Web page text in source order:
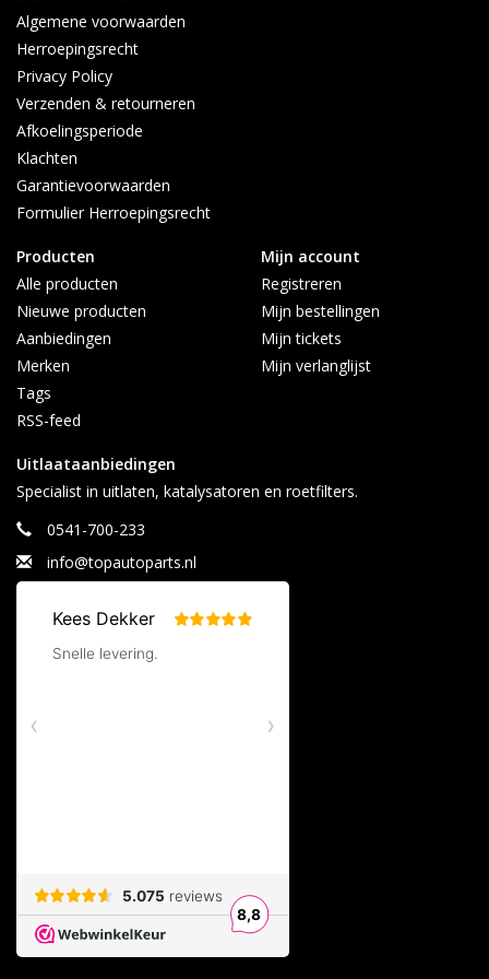
Algemene voorwaarden
Herroepingsrecht
Privacy Policy
Verzenden & retourneren
Afkoelingsperiode
Klachten
Garantievoorwaarden
Formulier Herroepingsrecht
Producten
Alle producten
Nieuwe producten
Aanbiedingen
Merken
Tags
RSS-feed
Mijn account
Registreren
Mijn bestellingen
Mijn tickets
Mijn verlanglijst
Uitlaataanbiedingen
Specialist in uitlaten, katalysatoren en roetfilters.
0541-700-233
info@topautoparts.nl